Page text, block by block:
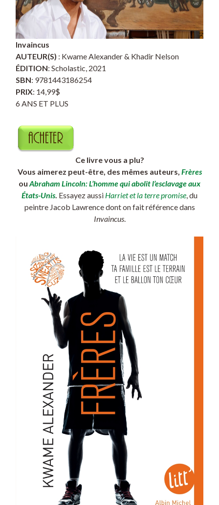
Invaincus
AUTEUR(S) : Kwame Alexander & Khadir Nelson
ÉDITION: Scholastic, 2021
SBN: 9781443186254
PRIX: 14,99$
6 ANS ET PLUS
Ce livre vous a plu?
Vous aimerez peut-être, des mêmes auteurs, Frères
ou Abraham Lincoln: L’homme qui abolit l’esclavage aux
États-Unis. Essayez aussi Harriet et la terre promise, du
peintre Jacob Lawrence dont on fait référence dans
Invaincus.